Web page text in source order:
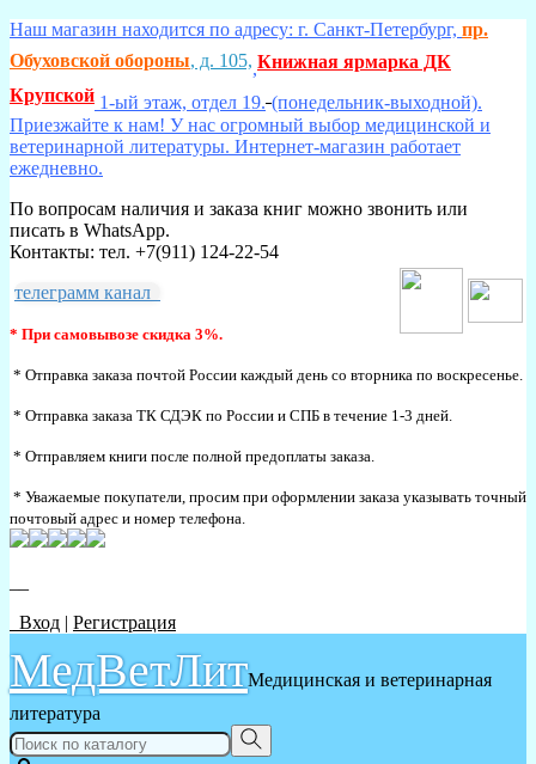
Наш магазин находится по адресу: г. Санкт-Петербург, пр.
Обуховской обороны, д. 105,,Книжная ярмарка ДК
Крупской 1-ый этаж, отдел 19. (понедельник-выходной).
Приезжайте к нам! У нас огромный выбор медицинской и
ветеринарной литературы. Интернет-магазин работает
ежедневно.
По вопросам наличия и заказа книг можно звонить или
писать в WhatsApp.
Контакты: тел. +7(911) 124-22-54
телеграмм канал
* При самовывозе скидка 3%.
* Отправка заказа почтой России каждый день со вторника по воскресенье.
* Отправка заказа ТК СДЭК по России и СПБ в течение 1-3 дней.
* Отправляем книги после полной предоплаты заказа.
* Уважаемые покупатели, просим при оформлении заказа указывать точный
почтовый адрес и номер телефона.
Вход | Регистрация
МедВетЛитМедицинская и ветеринарная
литература